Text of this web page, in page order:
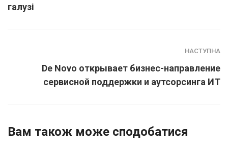
галузі
НАСТУПНА
De Novo открывает бизнес-направление
сервисной поддержки и аутсорсинга ИТ
Вам також може сподобатися